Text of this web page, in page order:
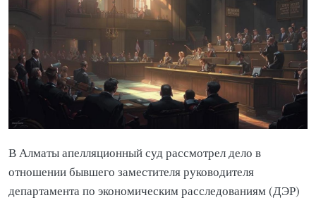
В Алматы апелляционный суд рассмотрел дело в
отношении бывшего заместителя руководителя
департамента по экономическим расследованиям (ДЭР)